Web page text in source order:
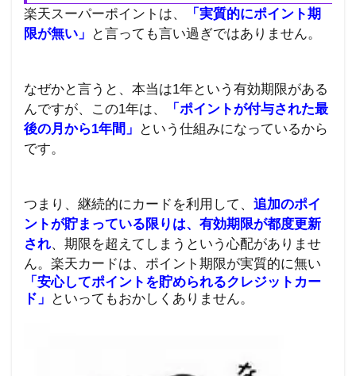
楽天スーパーポイントは、
「実質的にポイント期
限が無い」
と言っても言い過ぎではありません。
なぜかと言うと、本当は1年という有効期限がある
んですが、この1年は、
「ポイントが付与された最
後の月から1年間」
という仕組みになっているから
です。
つまり、継続的にカードを利用して、 追加のポイ
ントが貯まっている限りは、有効期限が都度更新
され、期限を超えてしまうという心配がありませ
ん。 楽天カードは、ポイント期限が実質的に無い
「安心してポイントを貯められるクレジットカー
ド」
といってもおかしくありません。